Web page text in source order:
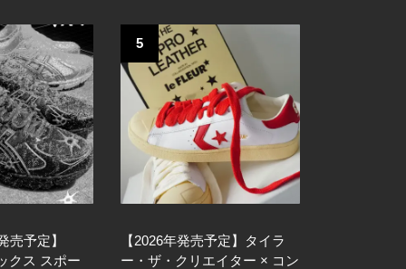
売予定】
クス スポー
5
【2026年発売予定】タイラ
ー・ザ・クリエイター × コン